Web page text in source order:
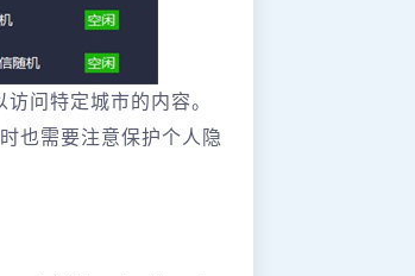
问特定城市的内容。
也需要注意保护个人隐